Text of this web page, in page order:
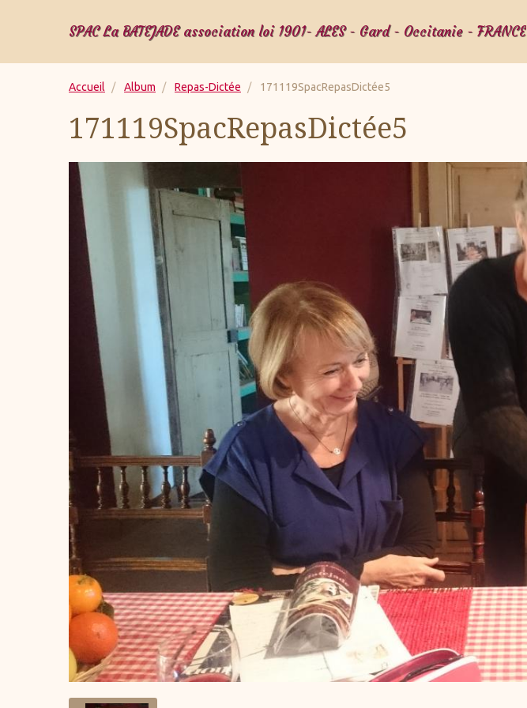
SPAC La BATEJADE association loi 1901- ALES - Gard - Occitanie - FRANCE
Accueil Album Repas-Dictée 171119SpacRepasDictée5
171119SpacRepasDictée5